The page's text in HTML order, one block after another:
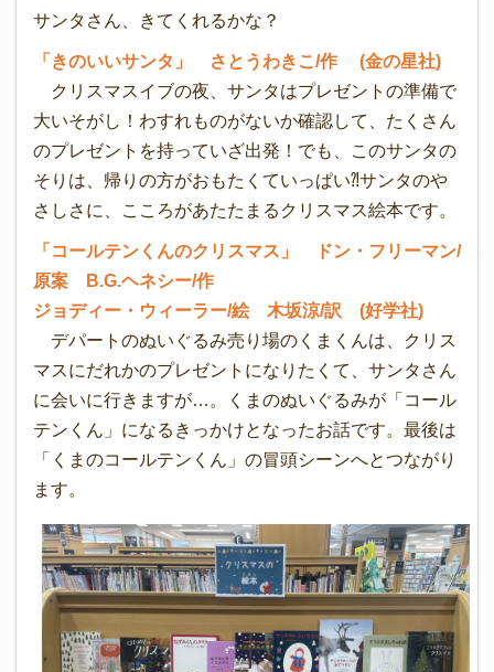
サンタさん、きてくれるかな？
「きのいいサンタ」 さとうわきこ/作 (金の星社)
クリスマスイブの夜、サンタはプレゼントの準備で
大いそがし！わすれものがないか確認して、たくさん
のプレゼントを持っていざ出発！でも、このサンタの
そりは、帰りの方がおもたくていっぱい⁈サンタのや
さしさに、こころがあたたまるクリスマス絵本です。
「コールテンくんのクリスマス」 ドン・フリーマン/
原案 B.G.ヘネシー/作
ジョディー・ウィーラー/絵 木坂涼/訳 (好学社)
デパートのぬいぐるみ売り場のくまくんは、クリス
マスにだれかのプレゼントになりたくて、サンタさん
に会いに行きますが…。くまのぬいぐるみが「コール
テンくん」になるきっかけとなったお話です。最後は
「くまのコールテンくん」の冒頭シーンへとつながり
ます。